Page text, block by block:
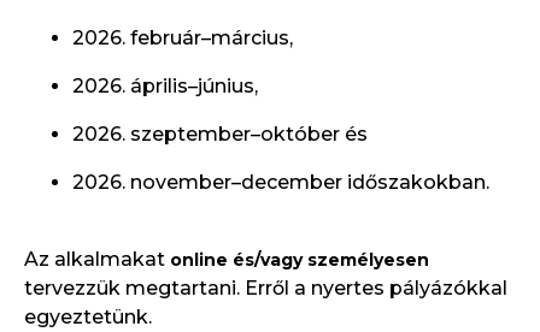
2026. február–március,
2026. április–június,
2026. szeptember–október és
2026. november–december időszakokban.
Az alkalmakat online és/vagy személyesen
tervezzük megtartani. Erről a nyertes pályázókkal
egyeztetünk.